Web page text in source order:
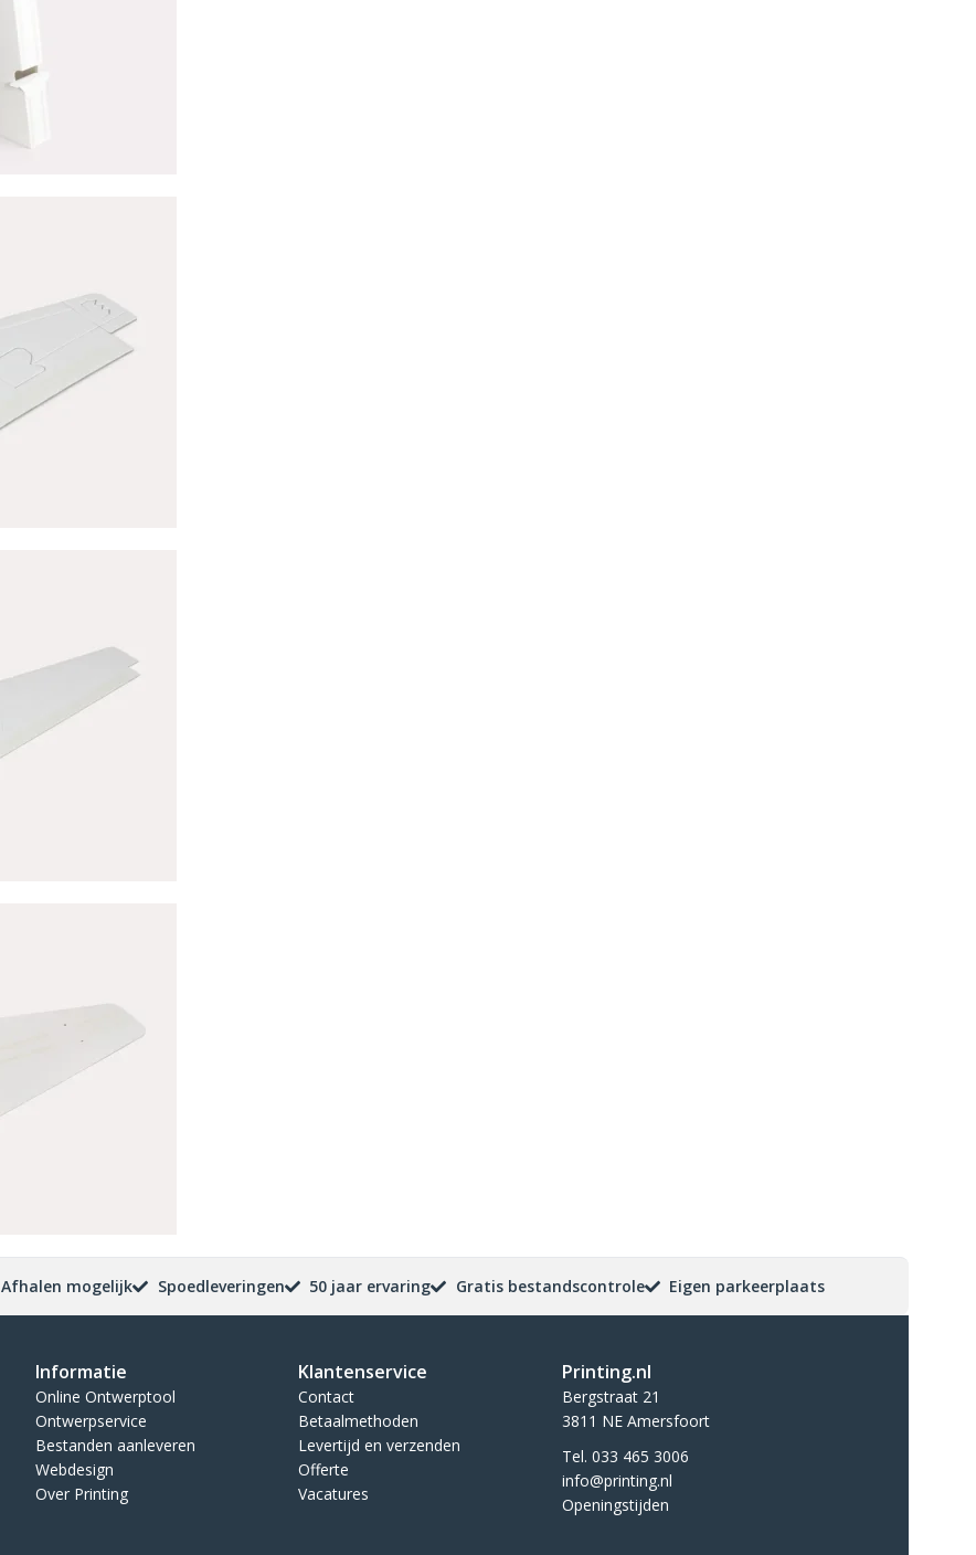
Afhalen mogelijk Spoedleveringen 50 jaar ervaring Gratis bestandscontrole Eigen parkeerplaats
Informatie
Online Ontwerptool
Ontwerpservice
Bestanden aanleveren
Webdesign
Over Printing
Klantenservice
Contact
Betaalmethoden
Levertijd en verzenden
Offerte
Vacatures
Printing.nl
Bergstraat 21
3811 NE Amersfoort
Tel. 033 465 3006
info@printing.nl
Openingstijden